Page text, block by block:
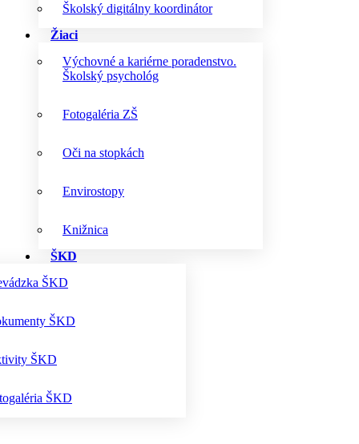
Školský digitálny koordinátor
Žiaci
Výchovné a kariérne poradenstvo.
Školský psychológ
Fotogaléria ZŠ
Oči na stopkách
Envirostopy
Knižnica
ŠKD
ŠKD
ŠKD
ŠKD
ŠKD